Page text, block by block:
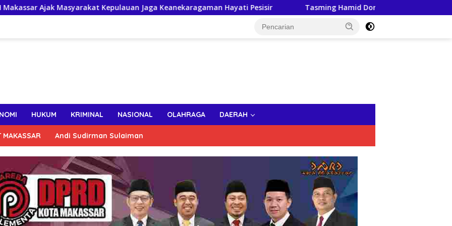
Kepulauan Jaga Keanekaragaman Hayati Pesisir Tasming Hamid Dorong Peningkatan Literasi Keuangan
HUKUM KRIMINAL NASIONAL OLAHRAGA DAERAH
MAKASSAR Andi Sudirman Sulaiman